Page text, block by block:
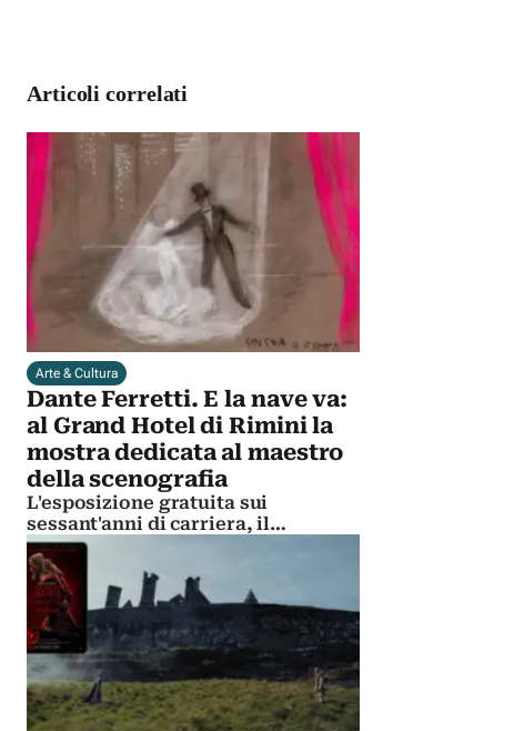
Articoli correlati
Arte & Cultura
Dante Ferretti. E la nave va:
al Grand Hotel di Rimini la
mostra dedicata al maestro
della scenografia
L'esposizione gratuita sui
sessant'anni di carriera, il
sodalizio con Fellini e i bozzetti da
Oscar